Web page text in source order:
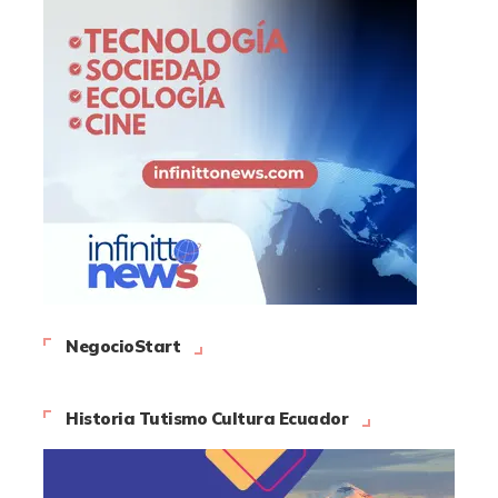
NegocioStart
Historia Tutismo Cultura Ecuador